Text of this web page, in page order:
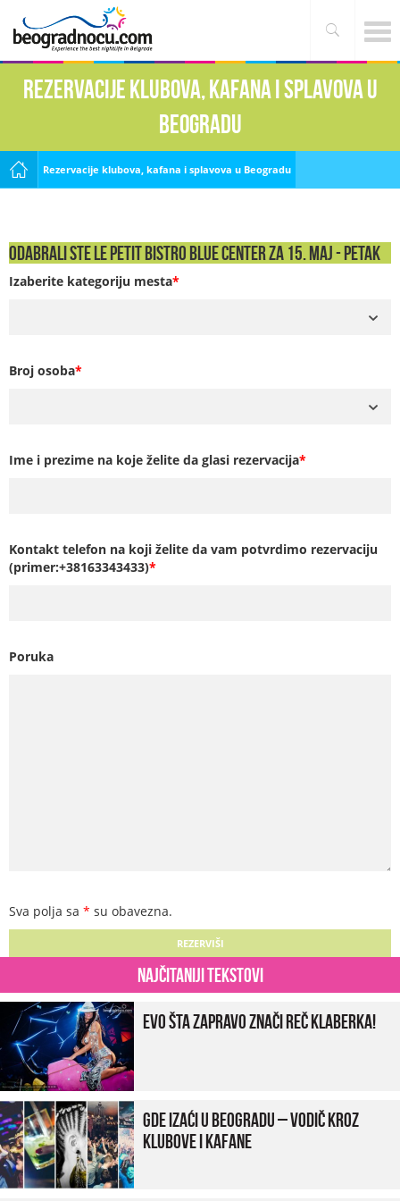
Rezervacije klubova, kafana i splavova u
Beogradu
Rezervacije klubova, kafana i splavova u Beogradu
Odabrali ste Le Petit Bistro Blue Center za 15. Maj - PETAK
Izaberite kategoriju mesta*
Broj osoba*
Ime i prezime na koje želite da glasi rezervacija*
Kontakt telefon na koji želite da vam potvrdimo rezervaciju
(primer:+38163343433)*
Poruka
Sva polja sa * su obavezna.
Najčitaniji tekstovi
Evo šta zapravo znači reč klaberka!
Gde izaći u Beogradu – vodič kroz
klubove i kafane